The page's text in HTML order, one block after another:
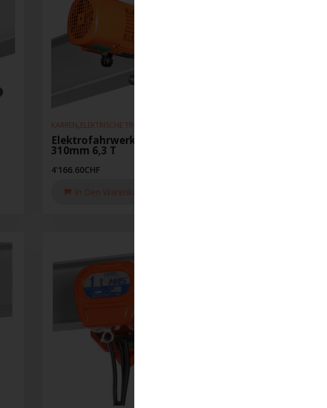
KARREN,ELEKTRISCHE TROLLEYS
Elektrofahrwerk EFS 4-16m-min 90-
310mm 6,3 T
4'166.60CHF
In Den Warenkorb Legen